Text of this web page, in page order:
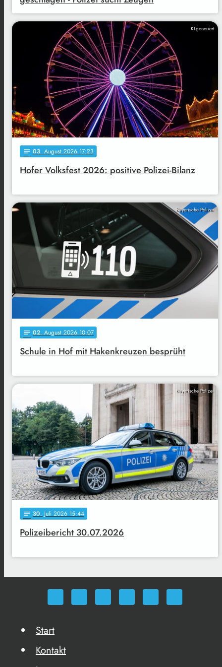
KI-generiert
notes 03. August 2026 17:23
Hofer Volksfest 2026: positive Polizei-Bilanz
Bayerische Polizei
notes 02. August 2026 10:07
Schule in Hof mit Hakenkreuzen besprüht
Bayerische Polizei
notes 30. Juli 2026 15:44
Polizeibericht 30.07.2026
Start
Kontakt